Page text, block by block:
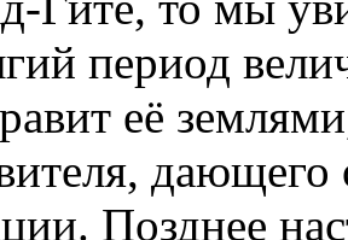
период
её
Позднее